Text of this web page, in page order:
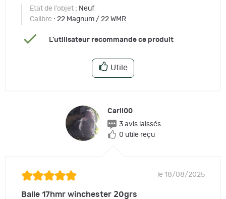
Etat de l'objet : Neuf
Calibre : 22 Magnum / 22 WMR
L'utilisateur recommande ce produit
Utile
Carll00
3 avis laissés
0 utile reçu
le 18/08/2025
Balle 17hmr winchester 20grs